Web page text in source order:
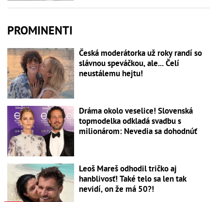
PROMINENTI
Česká moderátorka už roky randí so
slávnou speváčkou, ale... Čelí
neustálemu hejtu!
Dráma okolo veselice! Slovenská
topmodelka odkladá svadbu s
milionárom: Nevedia sa dohodnúť
Leoš Mareš odhodil tričko aj
hanblivosť! Také telo sa len tak
nevidí, on že má 50?!